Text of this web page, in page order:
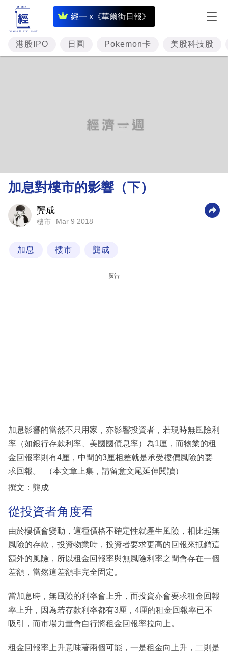
經一 x《華爾街日報》
即
時
財
經
理
財
業
技
閱
專
區
港股IPO 日圓 Pokemon卡 美股科技股
加息對樓市的影響（下）
龔成
樓市 Mar 9 2018
加息 樓市 龔成
廣告
加息影響的當然不只用家，亦影響投資者，若現時無風險利
率（如銀行存款利率、美國國債息率）為1厘，而物業的租
金回報率則有4厘，中間的3厘相差就是承受樓價風險的要
求回報。 （本文章上集，請留意文尾延伸閱讀）
撰文：龔成
從投資者角度看
由於樓價會變動，這種價格不確定性就產生風險，相比起無
風險的存款，投資物業時，投資者要求更高的回報來抵銷這
額外的風險，所以租金回報率與無風險利率之間會存在一個
差額，當然這差額非完全固定。
當加息時，無風險的利率會上升，而投資亦會要求租金回報
率上升，因為若存款利率都有3厘，4厘的租金回報率已不
吸引，而市場力量會自行將租金回報率拉向上。
租金回報率上升意味著兩個可能，一是租金向上升，二則是